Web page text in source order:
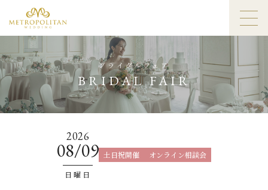
ブライダルフェア
BRIDAL FAIR
2026
08/09
日曜日
土日祝開催 オンライン相談会